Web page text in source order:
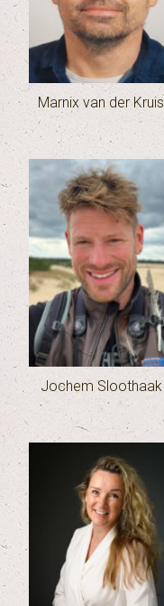
Marnix van der Kruis
Jochem Sloothaak